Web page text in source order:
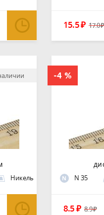
15.5₽ 17.0₽
Никель N N 35
8.5 ₽ 8.9₽